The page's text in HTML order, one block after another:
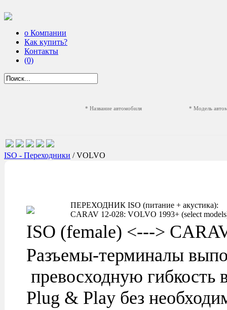
о Компании
Как купить?
Контакты
(0)
* Название автомобиля * Модель
ISO - Переходники / VOLVO
ПЕРЕХОДНИК ISO (питание + акустика):
CARAV 12-028: VOLVO 1993+ (select
ISO (female) <--->
Разъемы-терминалы
превосходную гибкость
Plug & Play без